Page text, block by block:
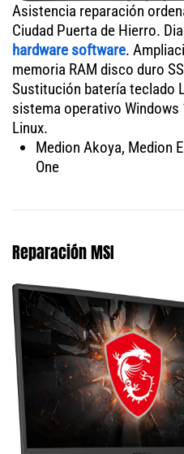
Asistencia reparación
Ciudad Puerta de Hierro.
hardware software.
memoria RAM disco duro
Sustitución batería teclado
sistema operativo Windows
Linux.
Medion Akoya, Medion
One
Reparación MSI